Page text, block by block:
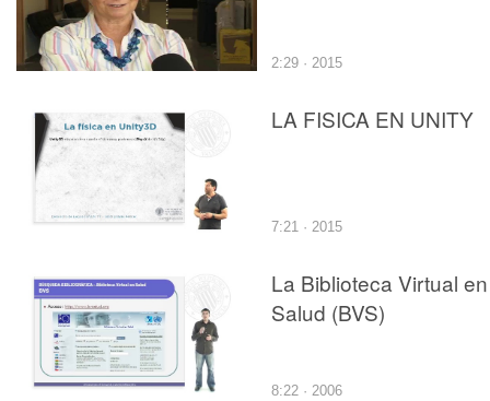
2:29 · 2015
LA FISICA EN UNITY
7:21 · 2015
La Biblioteca Virtual en
Salud (BVS)
8:22 · 2006